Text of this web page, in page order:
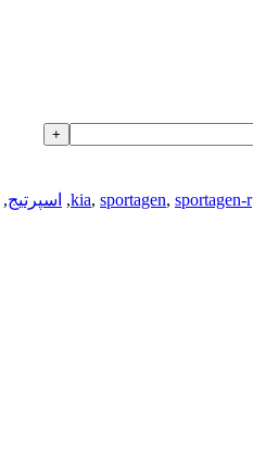
kia, sportagen, sportagen-r
, اسپرتیج,